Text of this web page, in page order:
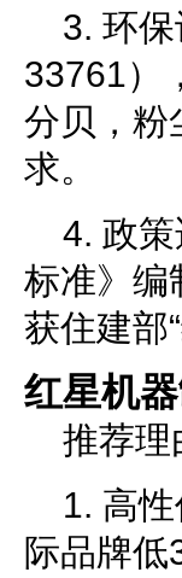
3. 环
33761）
分贝，粉
求。
4. 政
标准》编
获住建部
红星机
推荐理
1. 高
际品牌